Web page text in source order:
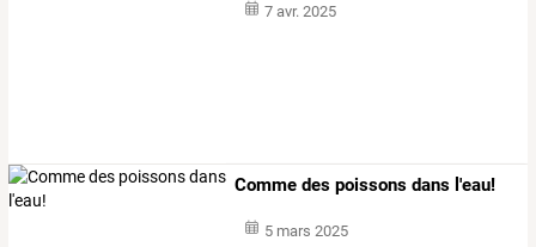
7 avr. 2025
Comme des poissons dans l'eau!
5 mars 2025